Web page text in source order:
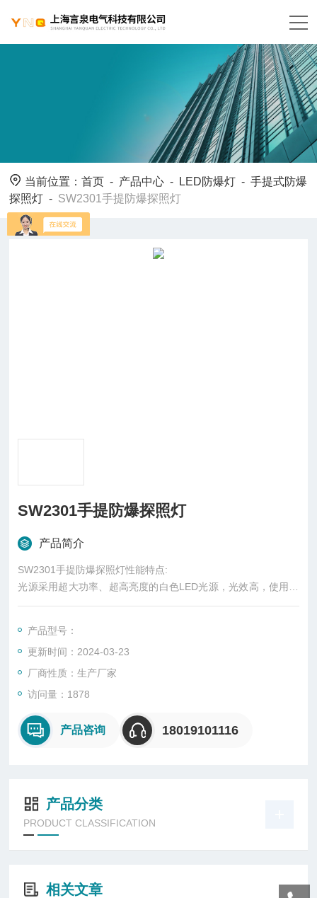
当前位置：首页 - 产品中心 - LED防爆灯 -手提式防爆
探照灯 - SW2301手提防爆探照灯
SW2301手提防爆探照灯
产品简介
SW2301手提防爆探照灯性能特点:
光源采用超大功率、超高亮度的白色LED光源，光效高，使用寿
命长达10万小时。采用脉冲调光技术，超亮光、工作光可任意选
具有工作光、超亮光、频闪三档光，可作照明或远距离信号指示;
产品型号：
更新时间：2024-03-23
厂商性质：生产厂家
访问量：1878
产品咨询 18019101116
产品分类
PRODUCT CLASSIFICATION
相关文章